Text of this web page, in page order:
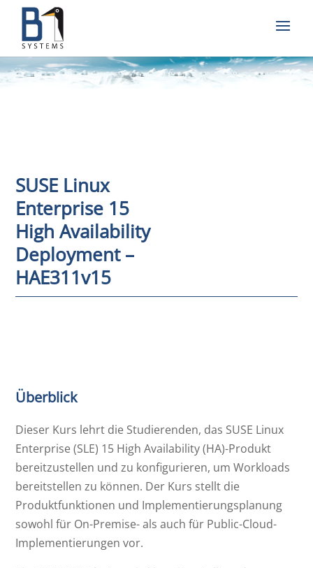
SUSE Linux
Enterprise 15
High Availability
Deployment –
HAE311v15
Überblick
Dieser Kurs lehrt die Studierenden, das SUSE Linux
Enterprise (SLE) 15 High Availability (HA)-Produkt
bereitzustellen und zu konfigurieren, um Workloads
bereitstellen zu können. Der Kurs stellt die
Produktfunktionen und Implementierungsplanung
sowohl für On-Premise- als auch für Public-Cloud-
Implementierungen vor.